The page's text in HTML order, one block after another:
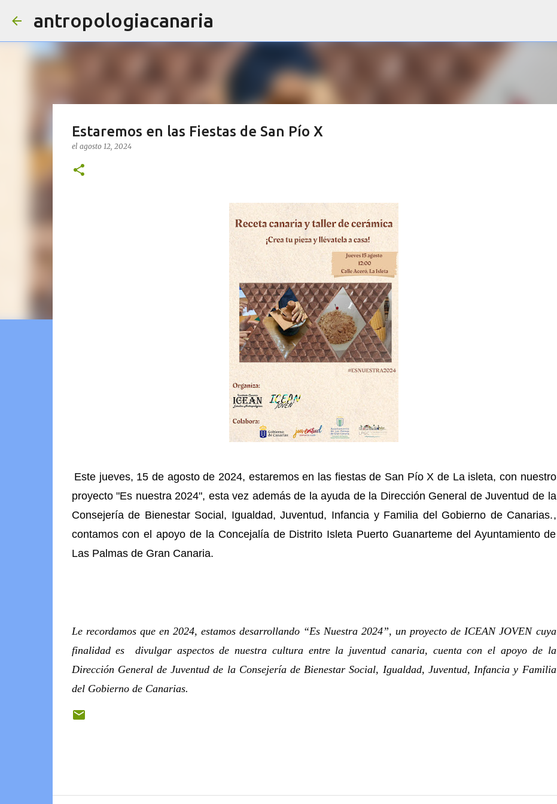
antropologiacanaria
Estaremos en las Fiestas de San Pío X
el agosto 12, 2024
Este jueves, 15 de agosto de 2024, estaremos en las fiestas de San Pío X de La isleta, con nuestro
proyecto "Es nuestra 2024", esta vez además de la ayuda de la Dirección General de Juventud de la
Consejería de Bienestar Social, Igualdad, Juventud, Infancia y Familia del Gobierno de Canarias.,
contamos con el apoyo de la Concejalía de Distrito Isleta Puerto Guanarteme del Ayuntamiento de
Las Palmas de Gran Canaria.
Le recordamos que en 2024, estamos desarrollando “Es Nuestra 2024”, un proyecto de ICEAN JOVEN cuya
finalidad es divulgar aspectos de nuestra cultura entre la juventud canaria, cuenta con el apoyo de la
Dirección General de Juventud de la Consejería de Bienestar Social, Igualdad, Juventud, Infancia y Familia
del Gobierno de Canarias.